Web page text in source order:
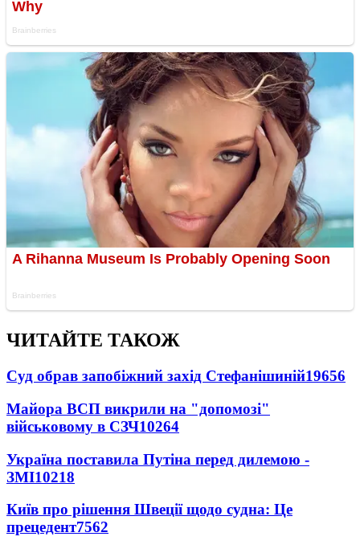
ЧИТАЙТЕ ТАКОЖ
Суд обрав запобіжний захід Стефанішиній19656
Майора ВСП викрили на "допомозі"
військовому в СЗЧ10264
Україна поставила Путіна перед дилемою -
ЗМІ10218
Київ про рішення Швеції щодо судна: Це
прецедент7562